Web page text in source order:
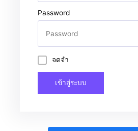
Password
จดจำ
เข้าสู่ระบบ